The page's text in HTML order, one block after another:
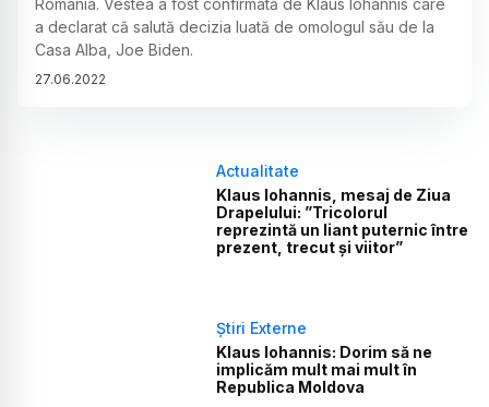
a declarat că salută decizia luată de omologul său de la
Casa Alba, Joe Biden.
27.06.2022
Actualitate
Klaus Iohannis, mesaj de Ziua
Drapelului: ”Tricolorul
reprezintă un liant puternic între
prezent, trecut şi viitor”
Știri Externe
Klaus Iohannis: Dorim să ne
implicăm mult mai mult în
Republica Moldova